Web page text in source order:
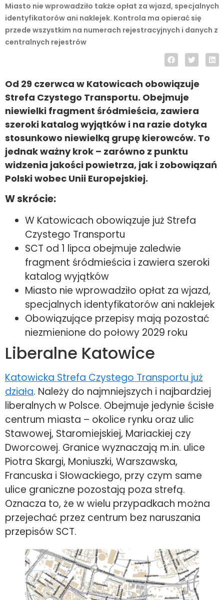
Miasto nie wprowadziło także opłat za wjazd, specjalnych
identyfikatorów ani naklejek. Kontrola ma opierać się
przede wszystkim na numerach rejestracyjnych i danych z
centralnych rejestrów
Od 29 czerwca w Katowicach obowiązuje
Strefa Czystego Transportu. Obejmuje
niewielki fragment śródmieścia, zawiera
szeroki katalog wyjątków i na razie dotyka
stosunkowo niewielką grupę kierowców. To
jednak ważny krok – zarówno z punktu
widzenia jakości powietrza, jak i zobowiązań
Polski wobec Unii Europejskiej.
W skrócie:
W Katowicach obowiązuje już Strefa
Czystego Transportu
SCT od 1 lipca obejmuje zaledwie
fragment śródmieścia i zawiera szeroki
katalog wyjątków
Miasto nie wprowadziło opłat za wjazd,
specjalnych identyfikatorów ani naklejek
Obowiązujące przepisy mają pozostać
niezmienione do połowy 2029 roku
Liberalne Katowice
Katowicka Strefa Czystego Transportu już
działa. Należy do najmniejszych i najbardziej
liberalnych w Polsce. Obejmuje jedynie ścisłe
centrum miasta – okolice rynku oraz ulic
Stawowej, Staromiejskiej, Mariackiej czy
Dworcowej. Granice wyznaczają m.in. ulice
Piotra Skargi, Moniuszki, Warszawska,
Francuska i Słowackiego, przy czym same
ulice graniczne pozostają poza strefą.
Oznacza to, że w wielu przypadkach można
przejechać przez centrum bez naruszania
przepisów SCT.